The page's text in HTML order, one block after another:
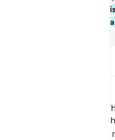
Those on the Left and
After Allah mentioned
the right hand, He
(jenis-jenis azab) yang
menyambut mereka